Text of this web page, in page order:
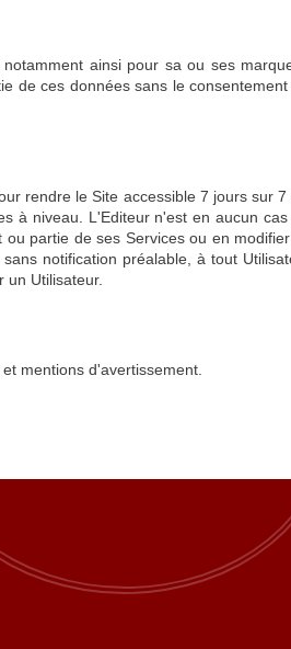
ainsi pour sa ou ses
de ces données sans le
rendre le Site accessible 7 jours sur
à niveau. L'Editeur n'est en aucun
partie de ses Services ou en
notification préalable, à tout
Utilisateur.
mentions d'avertissement.